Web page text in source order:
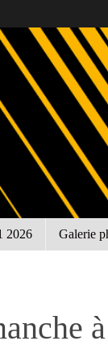
2026 Galerie